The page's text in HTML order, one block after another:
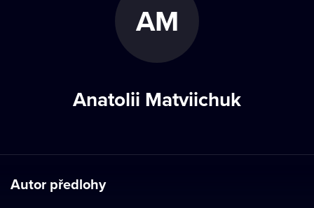
AM
Anatolii Matviichuk
Autor předlohy